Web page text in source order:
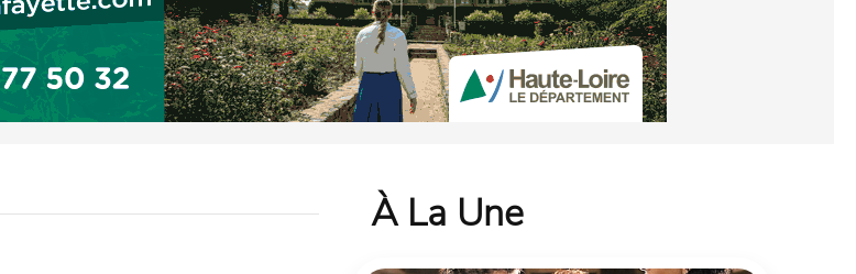
À La Une